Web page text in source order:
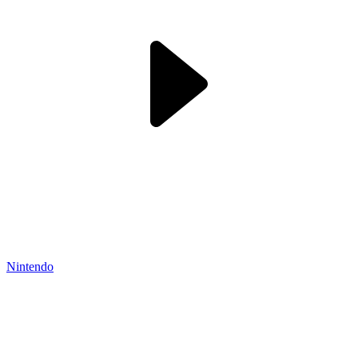
Nintendo